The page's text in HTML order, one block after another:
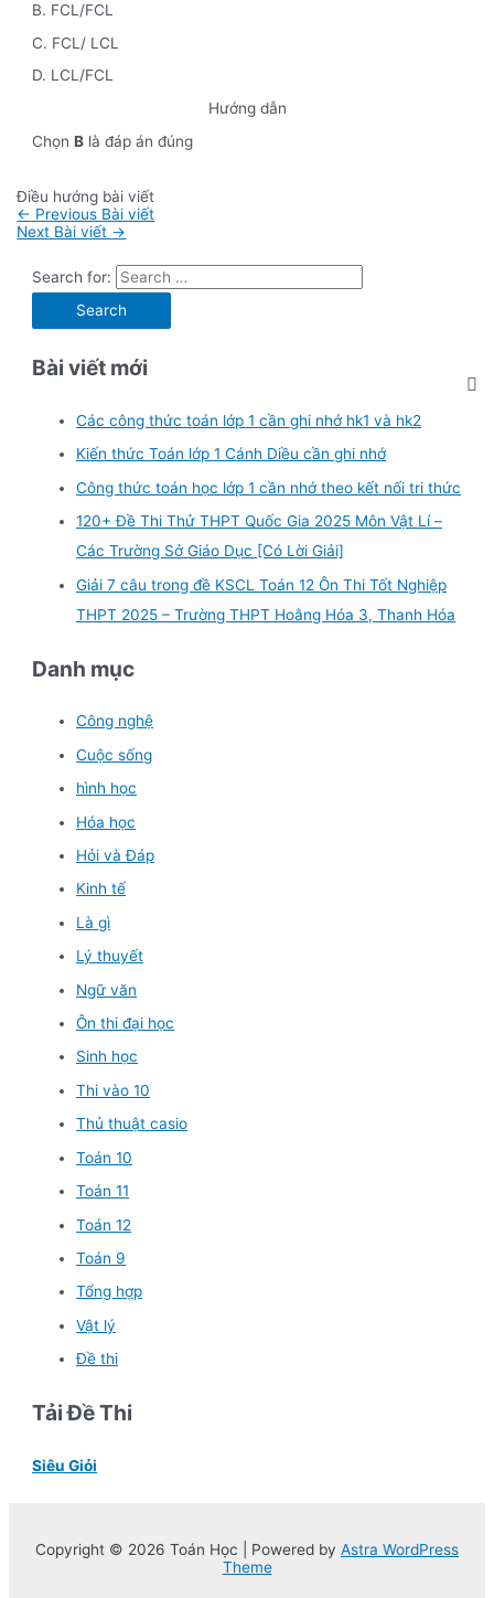
B. FCL/FCL
C. FCL/ LCL
D. LCL/FCL
Hướng dẫn
ChọnB là đáp án đúng
Điều hướng bài viết
← Previous Bài viết
Next Bài viết →
Search for:
Bài viết mới
Các công thức toán lớp 1 cần ghi nhớ hk1 và hk2
Kiến thức Toán lớp 1 Cánh Diều cần ghi nhớ
Công thức toán học lớp 1 cần nhớ theo kết nối tri thức
120+ Đề Thi Thử THPT Quốc Gia 2025 Môn Vật Lí –
Các Trường Sở Giáo Dục [Có Lời Giải]
Giải 7 câu trong đề KSCL Toán 12 Ôn Thi Tốt Nghiệp
THPT 2025 – Trường THPT Hoằng Hóa 3, Thanh Hóa
Danh mục
Công nghệ
Cuộc sống
hình học
Hóa học
Hỏi và Đáp
Kinh tế
Là gì
Lý thuyết
Ngữ văn
Ôn thi đại học
Sinh học
Thi vào 10
Thủ thuật casio
Toán 10
Toán 11
Toán 12
Toán 9
Tổng hợp
Vật lý
Đề thi
Tải Đề Thi
Siêu Giỏi
Copyright © 2026 Toán Học | Powered by Astra WordPress
Theme